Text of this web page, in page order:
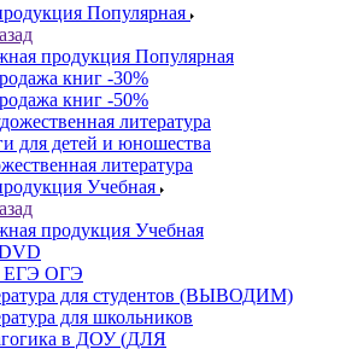
Популярная
продукция Популярная
книг -30%
книг -50%
литература
для детей и юношества
литература
Учебная
продукция Учебная
ОГЭ
для студентов (ВЫВОДИМ)
для школьников
в ДОУ (ДЛЯ